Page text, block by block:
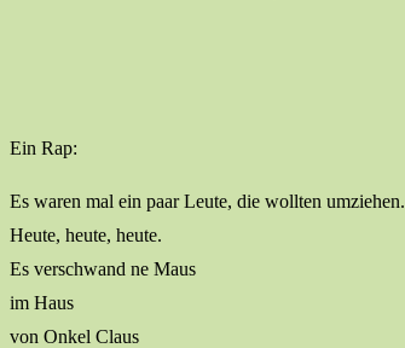
Ein Rap:
Es waren mal ein paar Leute, die wollten umziehen.
Heute, heute, heute.
Es verschwand ne Maus
im Haus
von Onkel Claus